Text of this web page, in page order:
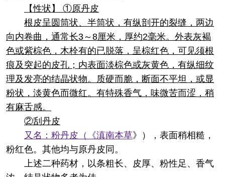
【性状】 ①原丹皮
根皮呈圆筒状、半筒状，有纵剖开的裂缝，两边
向内卷曲，通常长3～8厘米，厚约2毫米。外表灰褐
色或紫棕色，木栓有的已脱落，呈棕红色，可见须根
痕及突起的皮孔；内表面淡棕色或灰黄色，有纵细纹
理及发亮的结晶状物。质硬而脆，断面不平坦，或显
粉状，淡黄色而微红。有特殊香气，味微苦而涩，稍
有麻舌感。
②刮丹皮
又名：粉丹皮（《滇南本草》），表面稍相糙，
粉红色。其他均与原丹皮同。
上述二种药材，以条粗长、皮厚、粉性足、香气